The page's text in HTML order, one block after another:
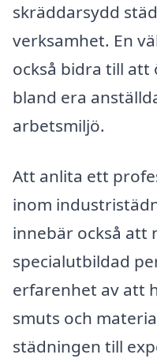
skräddarsydd
verksamhet. En
också bidra till
bland era
arbetsmiljö.
Att anlita ett
inom
innebär också att
specialutbildad
erfarenhet av att
smuts och
städningen till